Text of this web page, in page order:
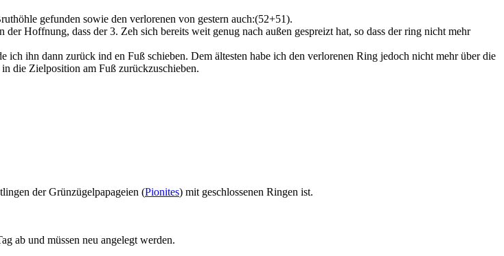
gefunden sowie den verlorenen von gestern auch:(52+51).
Hoffnung, dass der 3. Zeh sich bereits weit genug nach außen gespreizt hat, so dass der ring nicht mehr
ihn dann zurück ind en Fuß schieben. Dem ältesten habe ich den verlorenen Ring jedoch nicht mehr über die
die Zielposition am Fuß zurückzuschieben.
der Grünzügelpapageien (Pionites) mit geschlossenen Ringen ist.
ab und müssen neu angelegt werden.